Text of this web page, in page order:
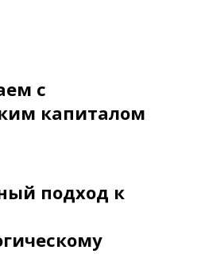
с
капиталом
подход к